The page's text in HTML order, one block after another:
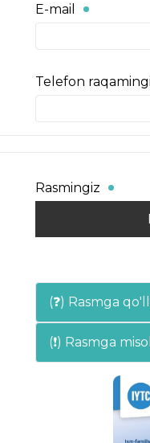
E-mail
Telefon
Rasmingiz
(❓) Rasmga
(❗) Rasmga